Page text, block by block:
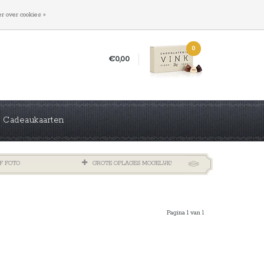
€0,00
0
Cadeaukaarten
FOTO GROTE OPLAGES MOGELIJK!
Pagina 1 van 1
over cookies »